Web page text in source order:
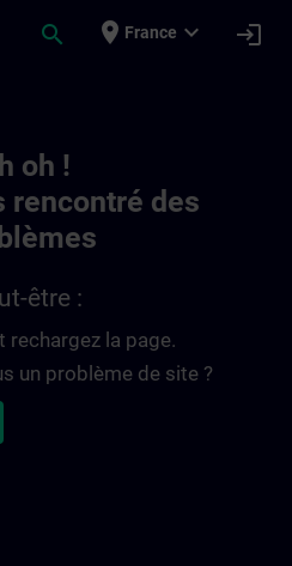
search place France expand_more login
oh !
rencontré des
être :
rechargez la page.
un problème de site ?